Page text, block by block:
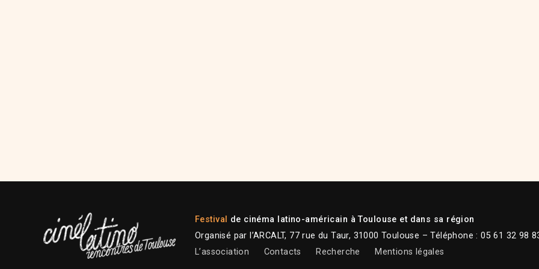
Festival de cinéma latino-américain à Toulouse et dans sa région
Organisé par l’ARCALT, 77 rue du Taur, 31000 Toulouse – Téléphone : 05 61 32 98
L’association
Contacts Recherche Mentions légales